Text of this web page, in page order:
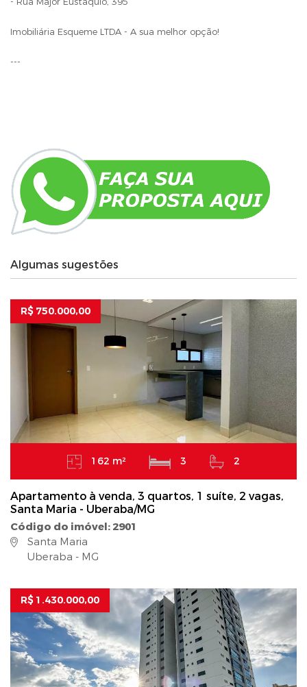
Imobiliária Esqueme LTDA - A sua melhor opção!
---
Algumas sugestões
R$ 750.000,00
162 m² 3 2
Apartamento à venda, 3 quartos, 1 suíte, 2 vagas,
Santa Maria - Uberaba/MG
Código do imóvel: 2901
Santa Maria
Uberaba - MG
R$ 1.430.000,00